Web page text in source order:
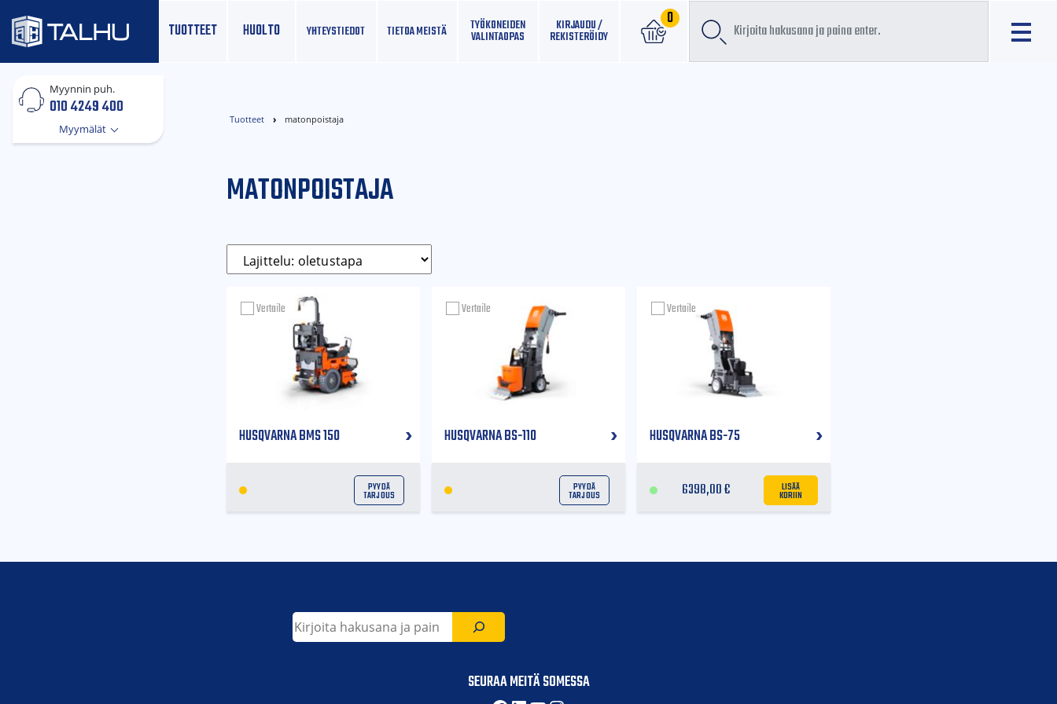
TUOTTEET HUOLTO
0
YHTEYS­TIEDOT TIETOA MEISTÄ TYÖKONEIDEN
VALINTAOPAS
KIRJAUDU /
REKISTERÖIDY
Myynnin puh.
010 4249 400
Myymälät
Tuotteet matonpoistaja
MATONPOISTAJA
HUSQVARNA BMS 150
Pyydä
tarjous
Vertaile
HUSQVARNA BS-110
Pyydä
tarjous
Vertaile
HUSQVARNA BS-75
6398,00€ LISÄÄ
KORIIN
Vertaile
SEURAA MEITÄ SOMESSA